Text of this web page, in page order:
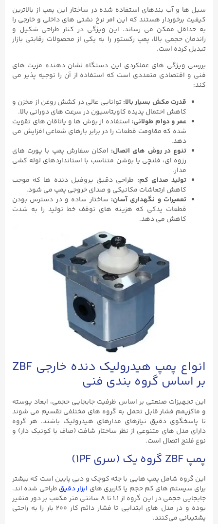
سیل ‌ها و آب ‌بندهای استفاده شده در ساختار این پمپ از بالاترین
کیفیت برخوردار هستند که این امر نرخ نشتی‌ های داخلی و خارجی را
به حداقل ممکن می ‌رساند. این ویژگی در کنار طراحی شکیل و
راندمان حجمی بالا، پمپ رکستور را به یکی از محصولات رقابتی بازار
تبدیل کرده است.
بررسی ویژگی ‌های عملکردی این دستگاه نشان ‌دهنده مزیت ‌های
فنی و اقتصادی متعددی است که استفاده از آن را توجیه ‌پذیر می
‌کند:
قدرت مکش بسیار بالا:توانایی عالی در کشش روغن از مخزن و
کاهش احتمال پدیده کاویتاسیون در سرعت‌ های دورانی بالا.
عمر و دوام طولانی: استفاده از بوش ‌ها و یاتاقان‌ های تقویت
‌شده که مقاومت قطعات را در برابر بارهای شعاعی افزایش می‌
دهد.
تنوع در روش‌ های اتصال: امکان سفارش پمپ با پورت ‌های
رزوه ای، فلنچی یا بوشن متناسب با استانداردهای لوله‌ کشی
مدار.
تولید صدای کم: طراحی دقیق پروفیل دنده ‌ها که موجب
کاهش ارتعاشات مکانیکی و صدای خروجی پمپ می‌ شود.
تعمیرات و نگهداری آسان: ساختار ساده و در دسترس بودن
قطعات یدکی که هزینه ‌های توقف خط تولید را به شدت
کاهش می ‌دهد.
انواع پمپ هیدرولیک دنده خارجی ZBF
بر اساس گروه بندی فنی
این تجهیزات صنعتی بر اساس ظرفیت جابجایی حجمی، ابعاد پوسته
و ماکزیمم فشار قابل تحمل به گروه ‌های مختلفی تقسیم می ‌شوند
تا پاسخگوی دقیق نیازهای مدارهای هیدرولیک باشند. هر گروه
دارای مدل ‌های متنوعی از نظر ساختار شافت (صاف یا کونیک ‌دار) و
نوع فلنج اتصال است.
پمپ ZBF گروه یک (سری 1PF)
این گروه شامل پمپ ‌هایی با جثه کوچک و دبی پایین است که بیشتر
برای سیستم‌ های کم‌ حجم یا کاربری‌ های ابزار دقیق طراحی شده ‌اند.
جابجایی حجمی در این گروه از ۱.۱ تا ۸ سانتی‌ متر مکعب بر دور متغیر
بوده و در مدل‌ های ابتدایی تا فشار دائم کار ۲۰۰ بار را به راحتی
پشتیبانی می‌کنند.